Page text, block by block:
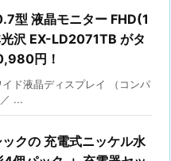
型 液晶モニター FHD(1
沢 EX-LD2071TB がタ
円！
ド液晶ディスプレイ （コンパ
...
クの 充電式ニッケル水